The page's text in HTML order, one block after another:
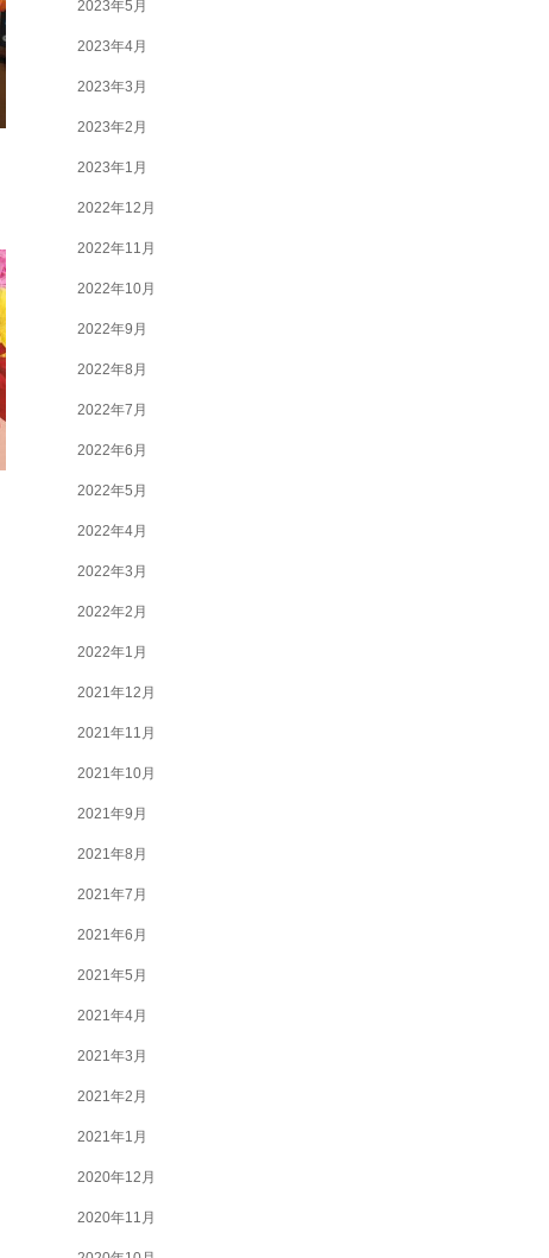
2023年5月
2023年4月
2023年3月
2023年2月
2023年1月
2022年12月
2022年11月
2022年10月
2022年9月
2022年8月
2022年7月
2022年6月
2022年5月
2022年4月
2022年3月
2022年2月
2022年1月
2021年12月
2021年11月
2021年10月
2021年9月
2021年8月
2021年7月
2021年6月
2021年5月
2021年4月
2021年3月
2021年2月
2021年1月
2020年12月
2020年11月